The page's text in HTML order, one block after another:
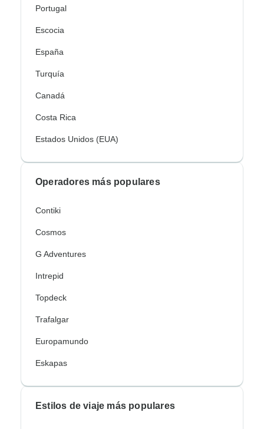
Portugal
Escocia
España
Turquía
Canadá
Costa Rica
Estados Unidos (EUA)
Operadores más populares
Contiki
Cosmos
G Adventures
Intrepid
Topdeck
Trafalgar
Europamundo
Eskapas
Estilos de viaje más populares